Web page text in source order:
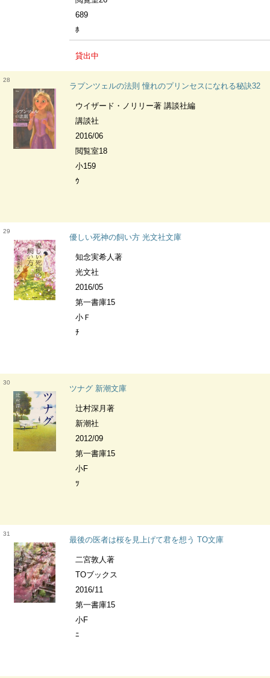
689
ﾎ
貸出中
28
ラプンツェルの法則 憧れのプリンセスになれる秘訣32
ウイザード・ノリリー著 講談社編
講談社
2016/06
閲覧室18
小159
ｳ
29
優しい死神の飼い方 光文社文庫
知念実希人著
光文社
2016/05
第一書庫15
小Ｆ
ﾁ
30
ツナグ 新潮文庫
辻村深月著
新潮社
2012/09
第一書庫15
小F
ﾂ
31
最後の医者は桜を見上げて君を想う TO文庫
二宮敦人著
TOブックス
2016/11
第一書庫15
小F
ﾆ